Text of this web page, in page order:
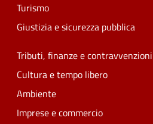
Turismo
Giustizia e sicurezza pubblica
Tributi, finanze e contravvenzioni
Cultura e tempo libero
Ambiente
Imprese e commercio